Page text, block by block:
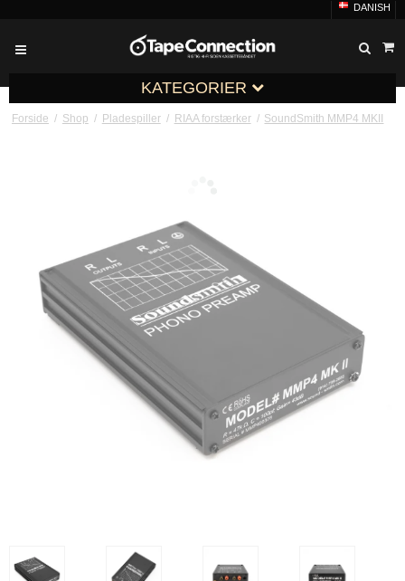
DANISH
KATEGORIER
Forside / Shop / Pladespiller / RIAA forstærker / SoundSmith MMP4 MKII